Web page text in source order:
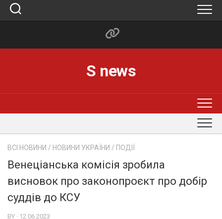
Skip
S news
ВСІ НОВИНИ / НОВИНИ УКРАЇНИ / ПОДІЇ
Венеціанська комісія зробила
висновок про законопроєкт про добір
суддів до КСУ
BY · 12.06.2023